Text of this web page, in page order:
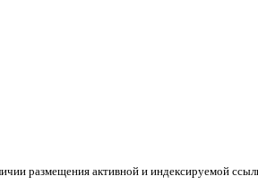
размещения активной и индексируемой